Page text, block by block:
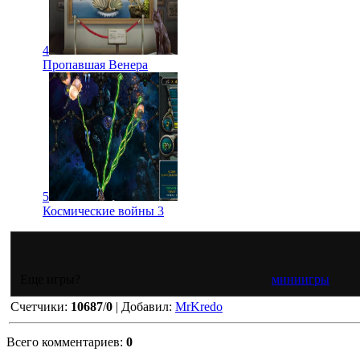
4
Пропавшая Венера
5
Космические войны 3
миниигры
Счетчики: 10687/0 | Добавил: MrKredo
Всего комментариев: 0